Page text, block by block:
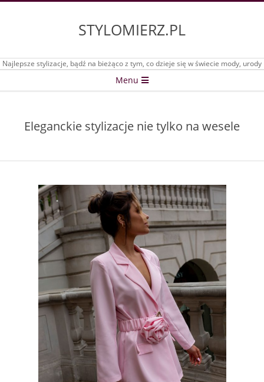
STYLOMIERZ.PL
Najlepsze stylizacje, bądź na bieżąco z tym, co dzieje się w świecie mody, urody
Menu
Eleganckie stylizacje nie tylko na wesele